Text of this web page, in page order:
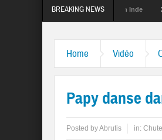
BREAKING NEWS
La fête des couleurs en Inde Les
Home Vidéo
Papy danse
Posted byAbrutis in: